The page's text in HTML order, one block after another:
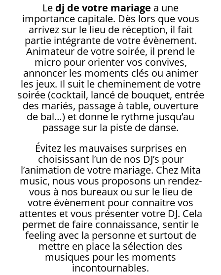
Le dj de votre mariage a une
importance capitale. Dès lors que vous
arrivez sur le lieu de réception, il fait
partie intégrante de votre évènement.
Animateur de votre soirée, il prend le
micro pour orienter vos convives,
annoncer les moments clés ou animer
les jeux. Il suit le cheminement de votre
soirée (cocktail, lancé de bouquet, entrée
des mariés, passage à table, ouverture
de bal…) et donne le rythme jusqu’au
passage sur la piste de danse.
Évitez les mauvaises surprises en
choisissant l’un de nos DJ’s pour
l’animation de votre mariage. Chez Mita
music, nous vous proposons un rendez-
vous à nos bureaux ou sur le lieu de
votre évènement pour connaitre vos
attentes et vous présenter votre DJ. Cela
permet de faire connaissance, sentir le
feeling avec la personne et surtout de
mettre en place la sélection des
musiques pour les moments
incontournables.